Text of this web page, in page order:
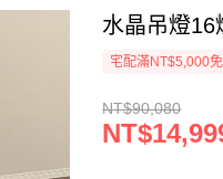
水晶吊燈16
宅配滿NT$5,000
NT$90,080